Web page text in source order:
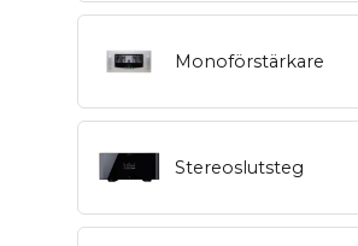
Monoförstärkare
Stereoslutsteg